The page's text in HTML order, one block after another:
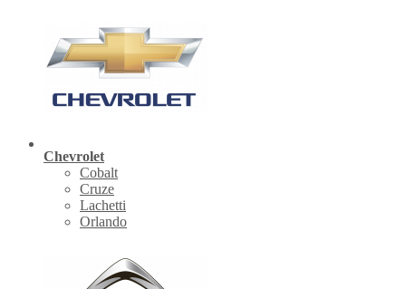
Chevrolet
Cobalt
Cruze
Lachetti
Orlando